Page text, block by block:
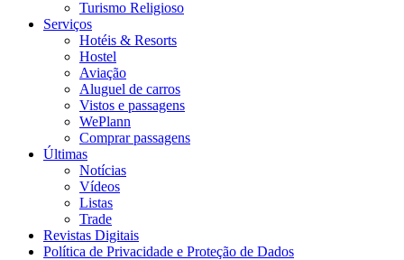
Turismo Religioso
Serviços
Hotéis & Resorts
Hostel
Aviação
Aluguel de carros
Vistos e passagens
WePlann
Comprar passagens
Últimas
Notícias
Vídeos
Listas
Trade
Revistas Digitais
Política de Privacidade e Proteção de Dados